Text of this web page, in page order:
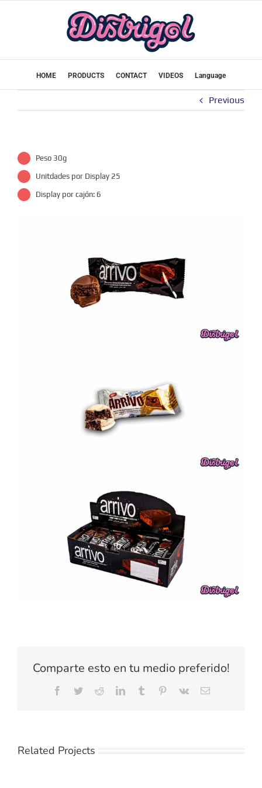
HOME PRODUCTS CONTACT VIDEOS Language
Previous
Peso 30g
Unitdades por Display 25
Display por cajón: 6
Comparte esto en tu medio preferido!
Facebook
TwitterRedditLinkedInTumblr Pinterest
Vk Email
Related Projects